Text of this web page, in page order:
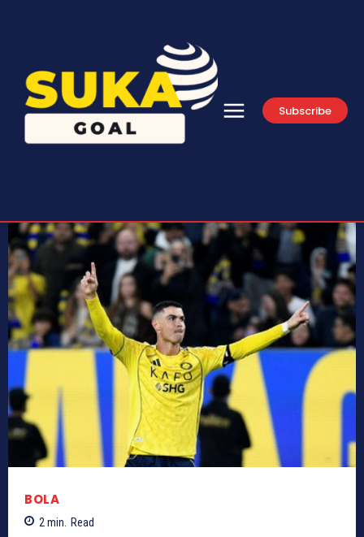
Subscribe
BOLA
2 min. Read